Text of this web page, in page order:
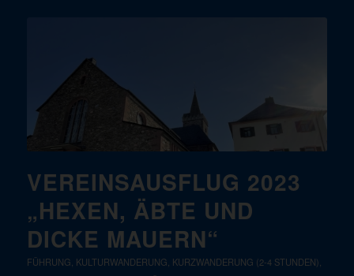
VEREINSAUSFLUG 2023
„HEXEN, ÄBTE UND
DICKE MAUERN“
FÜHRUNG KULTURWANDERUNG KURZWANDERUNG (2-4 STUNDEN)